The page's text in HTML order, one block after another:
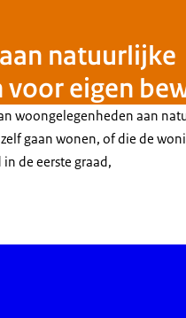
natuurlijke
voor eigen
woongelegenheden aan
gaan wonen, of die de
de eerste graad,